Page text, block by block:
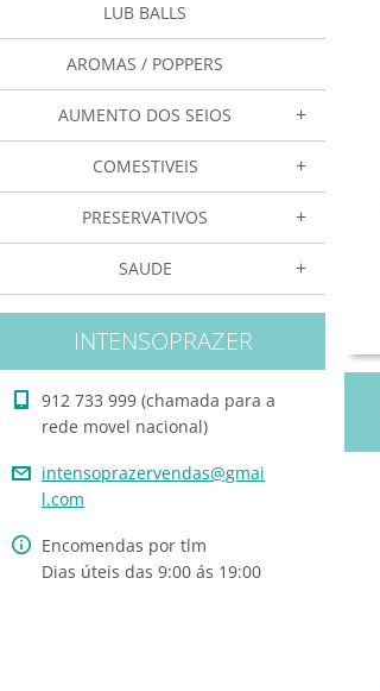
LUB BALLS
AROMAS / POPPERS
AUMENTO DOS SEIOS
COMESTIVEIS
PRESERVATIVOS
SAUDE
INTENSOPRAZER
912 733 999 (chamada para a
rede movel nacional)
intensoprazervendas@gmai
l.com
Encomendas por tlm
Dias úteis das 9:00 ás 19:00